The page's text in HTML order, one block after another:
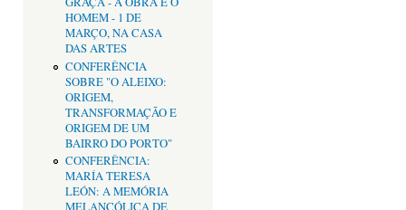
HOMEM - 1 DE
MARÇO, NA CASA
DAS ARTES
CONFERÊNCIA
SOBRE "O ALEIXO:
ORIGEM,
TRANSFORMAÇÃO E
ORIGEM DE UM
BAIRRO DO PORTO"
CONFERÊNCIA:
MARÍA TERESA
LEÓN: A MEMÓRIA
MELANCÓLICA DE